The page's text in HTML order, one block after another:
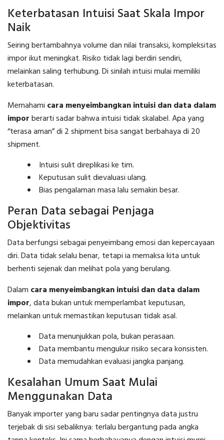
Keterbatasan Intuisi Saat Skala Impor
Naik
Seiring bertambahnya volume dan nilai transaksi, kompleksitas
impor ikut meningkat. Risiko tidak lagi berdiri sendiri,
melainkan saling terhubung. Di sinilah intuisi mulai memiliki
keterbatasan.
Memahami cara menyeimbangkan intuisi dan data dalam
imporberarti sadar bahwa intuisi tidak skalabel. Apa yang
“terasa aman” di 2 shipment bisa sangat berbahaya di 20
shipment.
Intuisi sulit direplikasi ke tim.
Keputusan sulit dievaluasi ulang.
Bias pengalaman masa lalu semakin besar.
Peran Data sebagai Penjaga
Objektivitas
Data berfungsi sebagai penyeimbang emosi dan kepercayaan
diri. Data tidak selalu benar, tetapi ia memaksa kita untuk
berhenti sejenak dan melihat pola yang berulang.
Dalam cara menyeimbangkan intuisi dan data dalam
impor, data bukan untuk memperlambat keputusan,
melainkan untuk memastikan keputusan tidak asal.
Data menunjukkan pola, bukan perasaan.
Data membantu mengukur risiko secara konsisten.
Data memudahkan evaluasi jangka panjang.
Kesalahan Umum Saat Mulai
Menggunakan Data
Banyak importer yang baru sadar pentingnya data justru
terjebak di sisi sebaliknya: terlalu bergantung pada angka